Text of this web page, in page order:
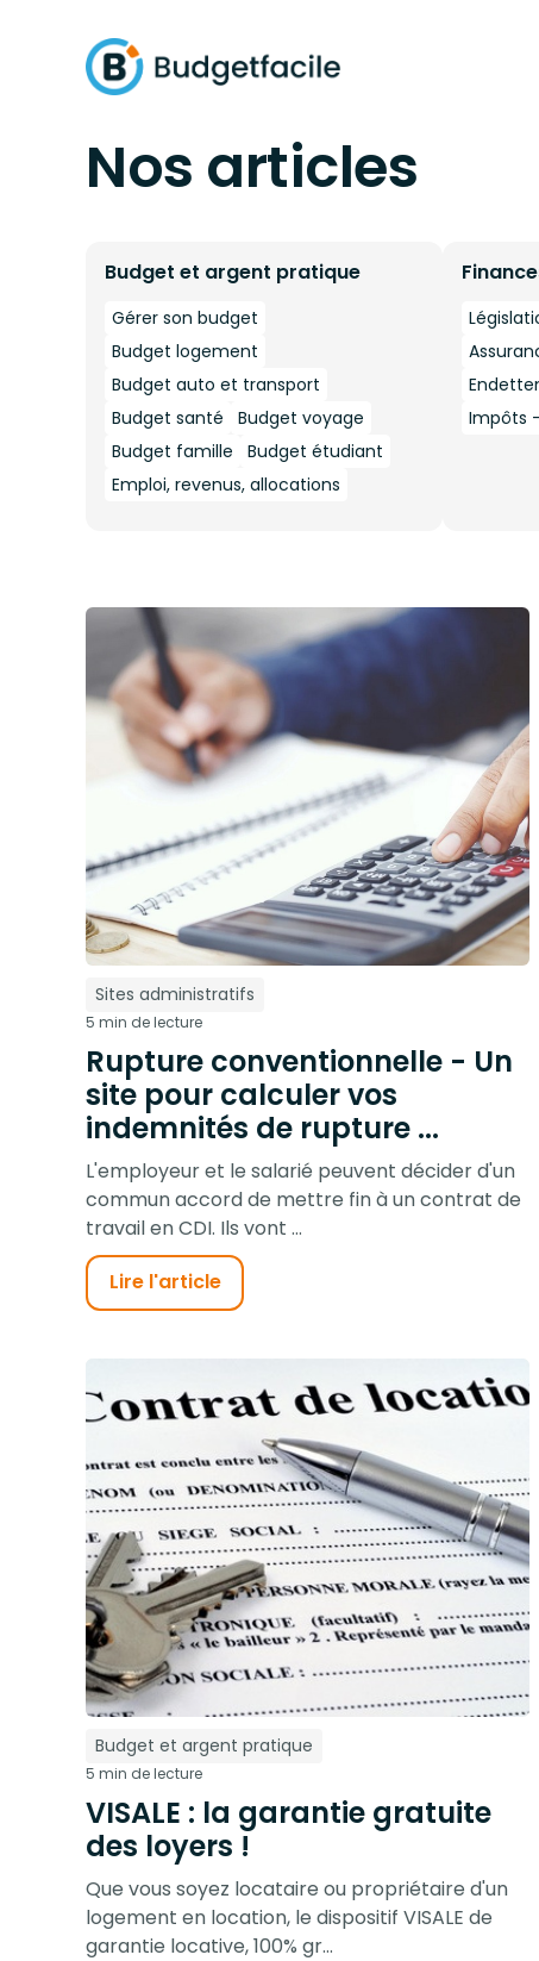
Nos articles
Budget et argent pratique
Gérer son budget
Budget logement
Budget auto et transport
Budget santé
Budget voyage
Budget famille
Budget étudiant
Emploi, revenus, allocations
Impôts
Sites administratifs
5 min de lecture
Rupture conventionnelle - Un
site pour calculer vos
indemnités de rupture ...
L'employeur et le salarié peuvent décider d'un
commun accord de mettre fin à un contrat de
travail en CDI. Ils vont ...
Lire l'article
Budget et argent pratique
5 min de lecture
VISALE : la garantie gratuite
des loyers !
Que vous soyez locataire ou propriétaire d'un
logement en location, le dispositif VISALE de
garantie locative, 100% gr...